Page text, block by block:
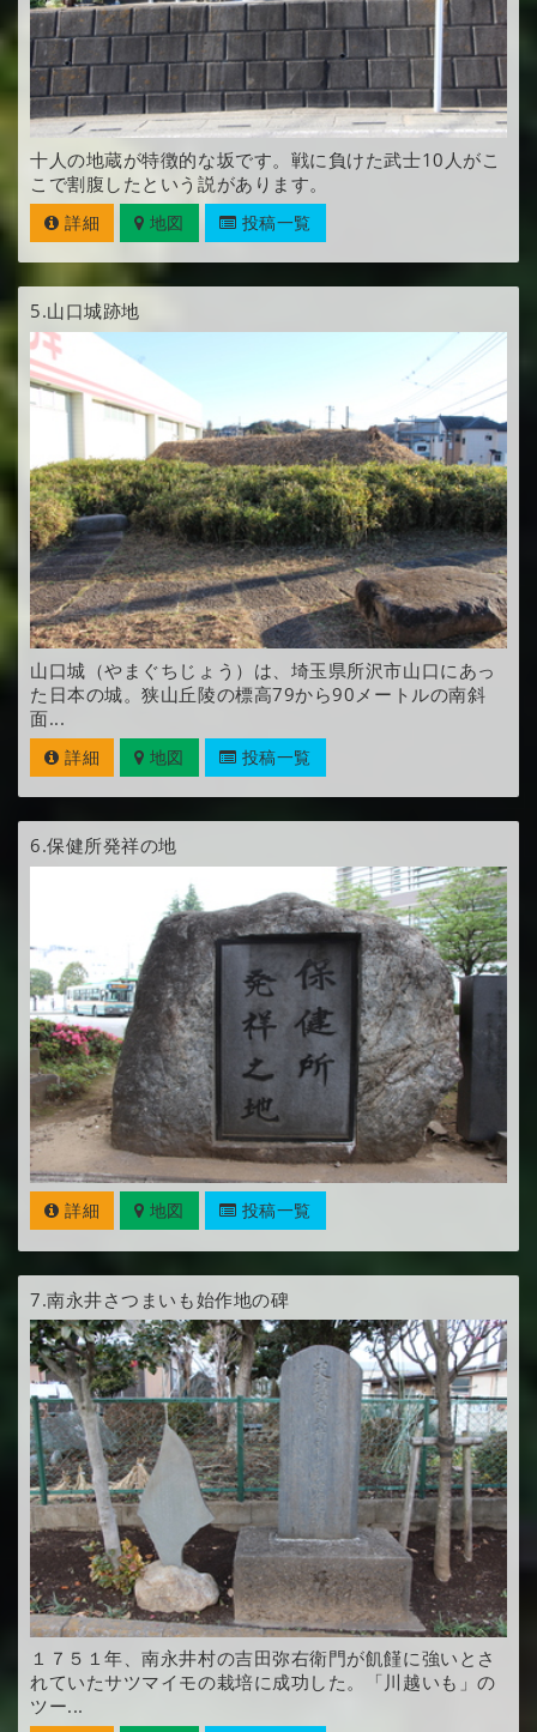
十人の地蔵が特徴的な坂です。戦に負けた武士10人がこ
こで割腹したという説があります。
詳細 地図 投稿一覧
5.山口城跡地
山口城（やまぐちじょう）は、埼玉県所沢市山口にあっ
た日本の城。狭山丘陵の標高79から90メートルの南斜
面...
詳細 地図 投稿一覧
6.保健所発祥の地
詳細 地図 投稿一覧
7.南永井さつまいも始作地の碑
１７５１年、南永井村の吉田弥右衛門が飢饉に強いとさ
れていたサツマイモの栽培に成功した。「川越いも」の
ツー...